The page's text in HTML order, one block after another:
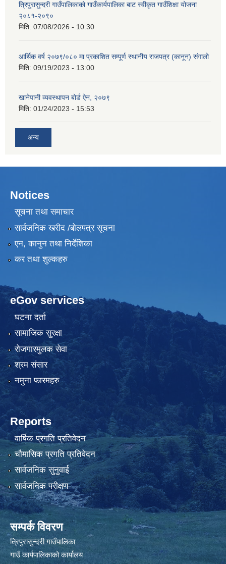
त्रिपुरासुन्दरी गाउँपालिकाको गाउँकार्यपालिका बाट स्वीकृत गाउँशिक्षा योजना
२०८१-२०९०
मिति: 07/08/2026 - 10:30
आर्थिक वर्ष २०७९/०८० मा प्रकाशित सम्पूर्ण स्थानीय राजपत्र (कानून) संगालो
मिति: 09/19/2023 - 13:00
खानेपानी व्यवस्थापन बोर्ड ऐन, २०७९
मिति: 01/24/2023 - 15:53
अन्य
Notices
सूचना तथा समाचार
सार्वजनिक खरीद /बोलपत्र सूचना
एन, कानुन तथा निर्देशिका
कर तथा शुल्कहरु
eGov services
घटना दर्ता
सामाजिक सुरक्षा
रोजगारमुलक सेवा
श्रम संसार
नमुना फारमहरु
Reports
वार्षिक प्रगति प्रतिवेदन
चौमासिक प्रगति प्रतिवेदन
सार्वजनिक सुनुवाई
सार्वजनिक परीक्षण
सम्पर्क विवरण
त्रिपुरासुन्दरी गाउँपालिका
गाउँ कार्यपालिकाको कार्यालय